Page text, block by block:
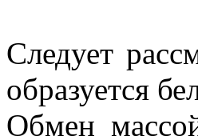
Следует
образуется
Обмен